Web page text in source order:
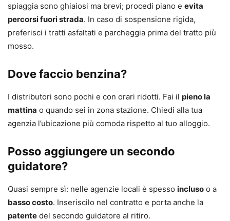
spiaggia sono ghiaiosi ma brevi; procedi piano e evita
percorsi fuori strada. In caso di sospensione rigida,
preferisci i tratti asfaltati e parcheggia prima del tratto più
mosso.
Dove faccio benzina?
I distributori sono pochi e con orari ridotti. Fai il pieno la
mattina o quando sei in zona stazione. Chiedi alla tua
agenzia l’ubicazione più comoda rispetto al tuo alloggio.
Posso aggiungere un secondo
guidatore?
Quasi sempre sì: nelle agenzie locali è spesso incluso o a
basso costo. Inseriscilo nel contratto e porta anche la
patente del secondo guidatore al ritiro.